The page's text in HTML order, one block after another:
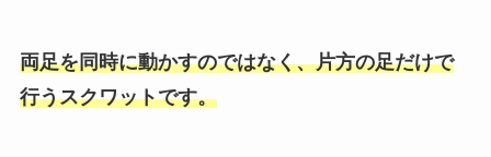
両足を同時に動かすのではなく、片方の足だけで
行うスクワットです。